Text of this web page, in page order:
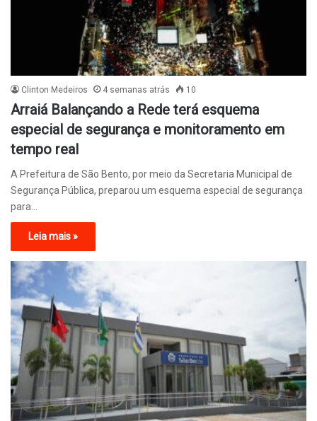
Clinton Medeiros 4 semanas atrás 10
Arraiá Balançando a Rede terá esquema
especial de segurança e monitoramento em
tempo real
A Prefeitura de São Bento, por meio da Secretaria Municipal de
Segurança Pública, preparou um esquema especial de segurança
para…
Leia mais »